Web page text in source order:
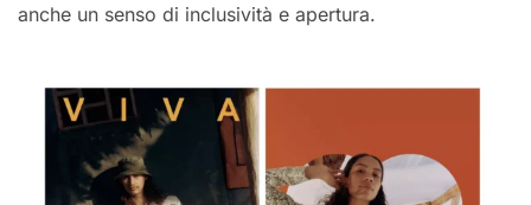
anche un senso di inclusività e apertura.